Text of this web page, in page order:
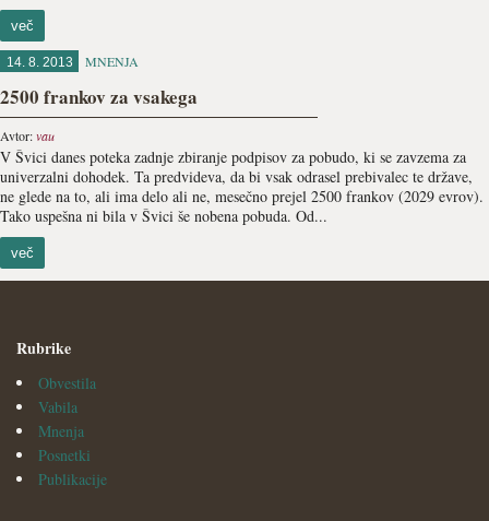
več
14. 8. 2013 MNENJA
2500 frankov za vsakega
Avtor:vau
V Švici danes poteka zadnje zbiranje podpisov za pobudo, ki se zavzema za
univerzalni dohodek. Ta predvideva, da bi vsak odrasel prebivalec te države,
ne glede na to, ali ima delo ali ne, mesečno prejel 2500 frankov (2029 evrov).
Tako uspešna ni bila v Švici še nobena pobuda. Od...
več
Rubrike
Obvestila
Vabila
Mnenja
Posnetki
Publikacije